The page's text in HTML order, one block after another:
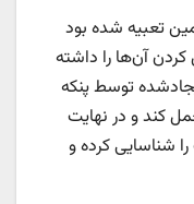
تعبیه شده بود
آن‌ها را داشته
توسط پنکه
کند و در نهایت
شناسایی کرده و